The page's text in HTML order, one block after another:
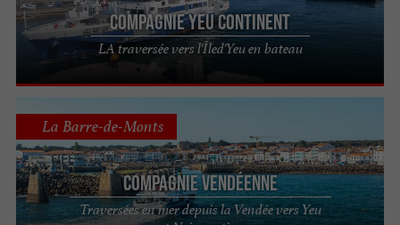
Compagnie Yeu Continent
LA traversée vers l'Îled'Yeu en bateau
Compagnie Vendéenne
Traversées en mer depuis la Vendée vers Yeu
La Barre-de-Monts